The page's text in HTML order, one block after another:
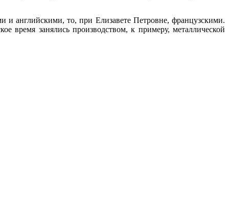
и английскими, то, при Елизавете Петровне, французскими.
время занялись производством, к примеру, металлической